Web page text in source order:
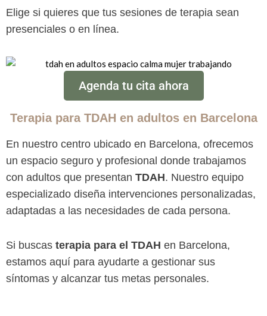
Elige si quieres que tus sesiones de terapia sean
presenciales o en línea.
Agenda tu cita ahora
Terapia para TDAH en adultos en Barcelona
En nuestro centro ubicado en Barcelona, ofrecemos
un espacio seguro y profesional donde trabajamos
con adultos que presentan TDAH. Nuestro equipo
especializado diseña intervenciones personalizadas,
adaptadas a las necesidades de cada persona.
Si buscas terapia para el TDAH en Barcelona,
estamos aquí para ayudarte a gestionar sus
síntomas y alcanzar tus metas personales.